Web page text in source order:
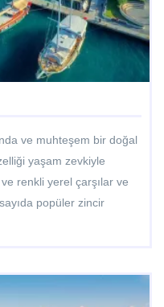
ve muhteşem bir doğal
yaşam zevkiyle
renkli yerel çarşılar ve
popüler zincir